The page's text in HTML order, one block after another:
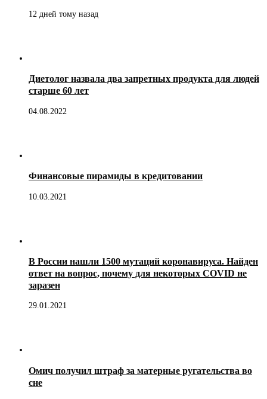
12 дней тому назад
Диетолог назвала два запретных продукта для людей
старше 60 лет
04.08.2022
Финансовые пирамиды в кредитовании
10.03.2021
В России нашли 1500 мутаций коронавируса. Найден
ответ на вопрос, почему для некоторых COVID не
заразен
29.01.2021
Омич получил штраф за матерные ругательства во
сне